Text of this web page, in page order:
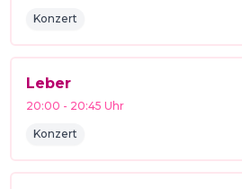
Konzert
Leber
20:00 - 20:45 Uhr
Konzert